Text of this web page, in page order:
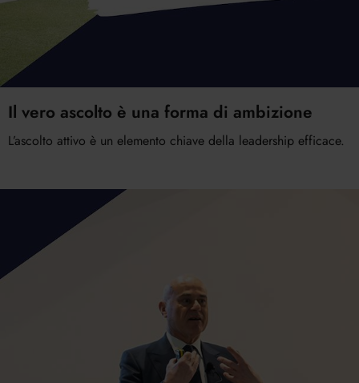
Il vero ascolto è una forma di ambizione
L’ascolto attivo è un elemento chiave della leadership efficace.